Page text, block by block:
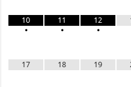
10
•
11
•
12
•
17 18 19